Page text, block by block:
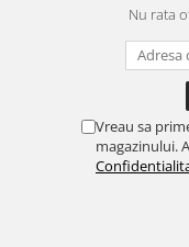
Nu rata
Vreau sa
magazinului.